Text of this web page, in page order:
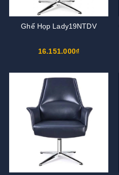
Ghế Họp Lady19NTDV
16.151.000₫